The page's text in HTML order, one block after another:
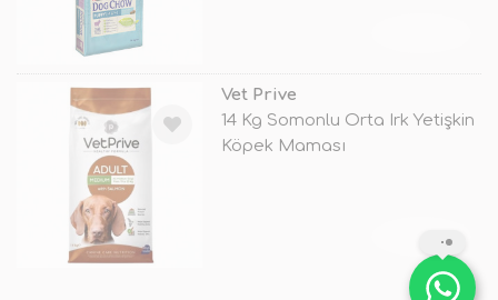
Vet Prive
14 Kg Somonlu Orta Irk Yetişkin
Köpek Maması
TÜKENDİ